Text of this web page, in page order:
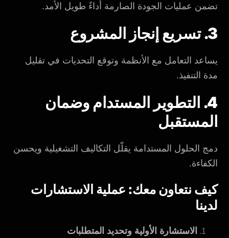
تضمن عمليات الجودة الصارمة أداءً طويل الأمد.
3. تسريع إنجاز المشروع
يساعد التعامل مع الأنظمة وتوقع التحديات في تقليل
مدة التنفيذ.
4. التطوير المستدام وضمان
المستقبل
دمج الحلول المستدامة يقلّل التكاليف التشغيلية ويحسن
الكفاءة.
كيف نتعاون معك: عملية الاستشارات
لدينا
الاستشارة الأولية وتحديد المتطلبات